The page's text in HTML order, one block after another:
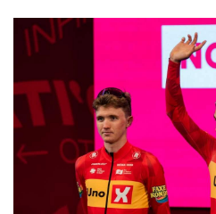
БИЗНЕС
Управители:
Веселин
Василев,
email:
v.vasilev@flagman.bg
k.kassabova@flagman.bg